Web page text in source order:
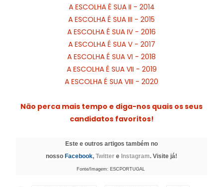
A ESCOLHA É SUA II - 2014
A ESCOLHA É SUA III - 2015
A ESCOLHA É SUA IV - 2016
A ESCOLHA É SUA V - 2017
A ESCOLHA É SUA VI - 2018
A ESCOLHA É SUA VII - 2019
A ESCOLHA É SUA VIII - 2020
Não perca mais tempo e diga-nos quais os seus
candidatos favoritos!
Este e outros artigos também no
nosso Facebook, Twitter e Instagram. Visite já!
Fonte/Imagem: ESCPORTUGAL